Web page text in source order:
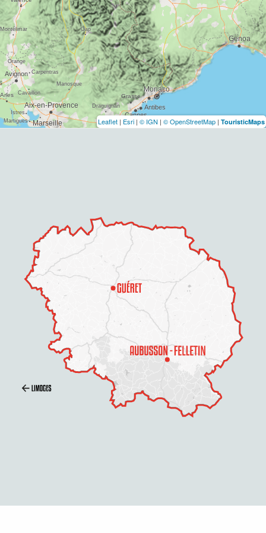
Leaflet | Esri | © IGN | © OpenStreetMap | TouristicMaps